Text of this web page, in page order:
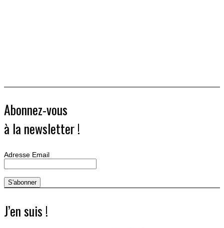
Abonnez-vous
à la newsletter !
Adresse Email
J’en suis !